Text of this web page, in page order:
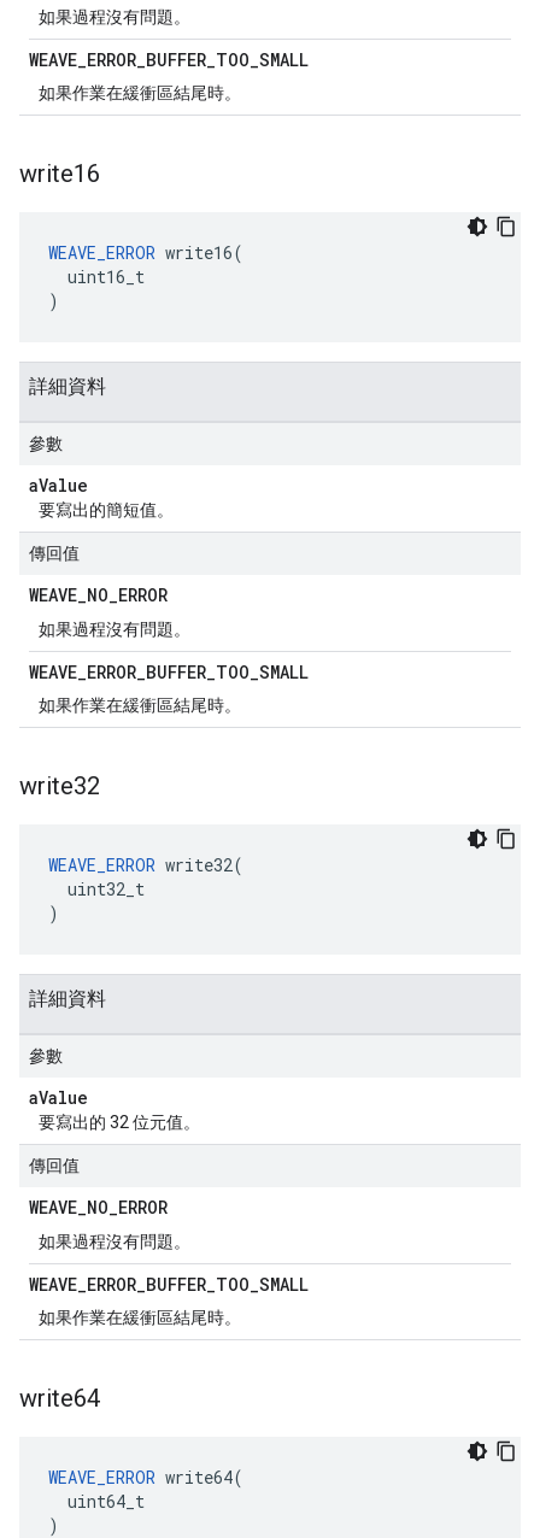
如果過程沒有問題。
WEAVE_ERROR_BUFFER_TOO_SMALL
如果作業在緩衝區結尾時。
write16
WEAVE_ERROR write16(
  uint16_t
)
詳細資料
參數
aValue
要寫出的簡短值。
傳回值
WEAVE_NO_ERROR
如果過程沒有問題。
WEAVE_ERROR_BUFFER_TOO_SMALL
如果作業在緩衝區結尾時。
write32
WEAVE_ERROR write32(
  uint32_t
)
詳細資料
參數
aValue
要寫出的 32 位元值。
傳回值
WEAVE_NO_ERROR
如果過程沒有問題。
WEAVE_ERROR_BUFFER_TOO_SMALL
如果作業在緩衝區結尾時。
write64
WEAVE_ERROR write64(
  uint64_t
)